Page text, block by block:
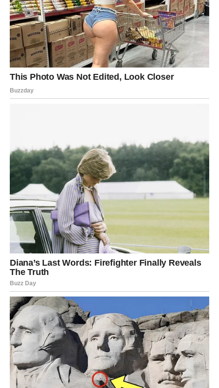
univerzum budi oko njih. Mnogo toga će početi da se
menja, a događaji će se nizati velikom brzinom.
Ljubavni život postaje veoma zanimljiv. Neko iz prošlosti
može pokušati da se vrati, ali će Vaga sada imati mnogo
više samopouzdanja nego ranije. Moguće je i novo
poznanstvo koje donosi veliku hemiju.
Vage će konačno shvatiti koliko vrede i koliko mogu kada
prestanu da ugađaju svima oko sebe.
Škorpija
Škorpijama dolazi jedan od najvažnijih perioda ovog
proleća! Sudbina za njih priprema događaje koji mogu
promeniti ceo život.